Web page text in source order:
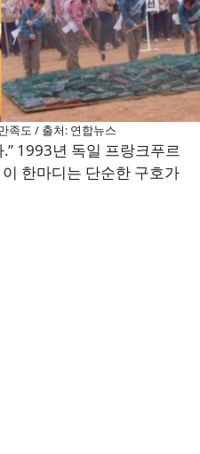
족도 / 출처: 연합뉴스
1993년 독일 프랑크푸르
한마디는 단순한 구호가